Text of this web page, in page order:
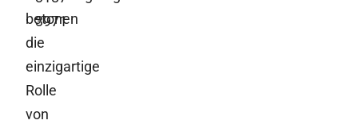
betonen
die
einzigartige
Rolle
von
3971